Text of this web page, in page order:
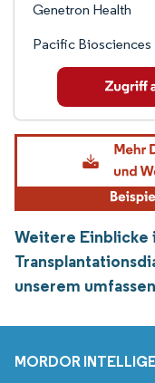
Genetron Health
Pacific Biosciences
Weitere Einblicke
unserem
MORDOR